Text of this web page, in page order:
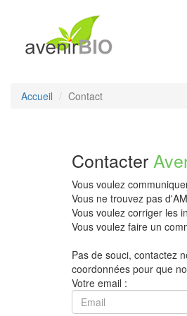
Accueil Contact
Contacter
Vous voulez
Vous ne trouvez pas
Vous voulez corriger les
Vous voulez faire un
Pas de souci, contactez
coordonnées pour que
Votre email :